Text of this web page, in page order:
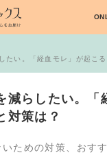
たい。「経血モレ」が起こる
減らしたい。「
対策は？
ための対策、おす